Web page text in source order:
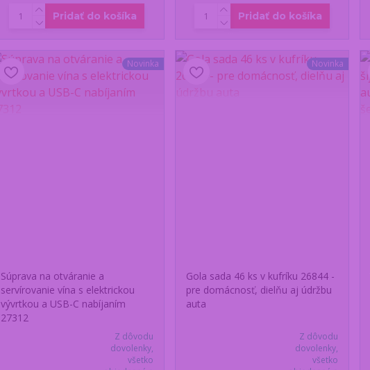
Pridať do košíka Pridať do košíka
Novinka
Súprava na otváranie a
servírovanie vína s elektrickou
vývrtkou a USB-C nabíjaním
27312
Z dôvodu
dovolenky,
všetko
Novinka
Gola sada 46 ks v kufríku 26844 -
pre domácnosť, dielňu aj údržbu
auta
Z dôvodu
dovolenky,
všetko